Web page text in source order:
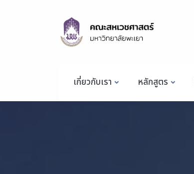
เกี่ยวกับเรา หลักสูตร